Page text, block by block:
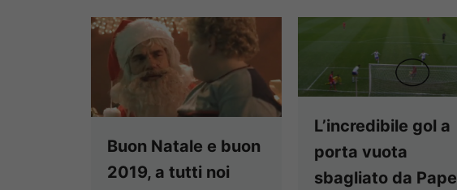
Buon Natale e buon
2019, a tutti noi
L’incredibile gol a
porta vuota
sbagliato da Pape